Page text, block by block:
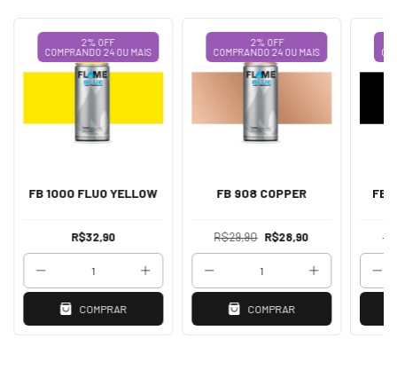
2% OFF
COMPRANDO 24 OU MAIS
FB 1000 FLUO YELLOW
R$32,90
COMPRAR
2% OFF
COMPRANDO 24 OU MAIS
FB 908 COPPER
R$29,90 R$28,90
COMPRAR
FB